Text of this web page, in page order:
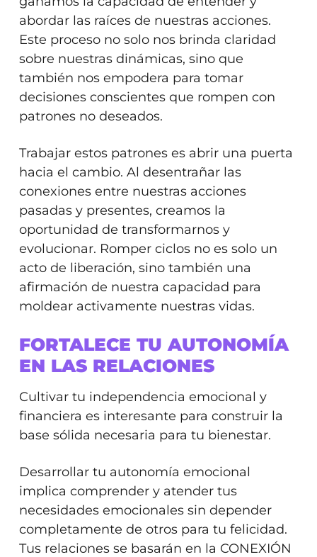
abordar las raíces de nuestras acciones.
Este proceso no solo nos brinda claridad
sobre nuestras dinámicas, sino que
también nos empodera para tomar
decisiones conscientes que rompen con
patrones no deseados.
Trabajar estos patrones es abrir una puerta
hacia el cambio. Al desentrañar las
conexiones entre nuestras acciones
pasadas y presentes, creamos la
oportunidad de transformarnos y
evolucionar. Romper ciclos no es solo un
acto de liberación, sino también una
afirmación de nuestra capacidad para
moldear activamente nuestras vidas.
FORTALECE TU AUTONOMÍA
EN LAS RELACIONES
Cultivar tu independencia emocional y
financiera es interesante para construir la
base sólida necesaria para tu bienestar.
Desarrollar tu autonomía emocional
implica comprender y atender tus
necesidades emocionales sin depender
completamente de otros para tu felicidad.
Tus relaciones se basarán en la CONEXIÓN